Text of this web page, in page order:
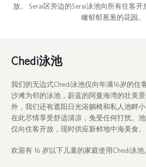
放。 Serai区旁边的Serai泳池向所有住客
瞰郁郁葱葱的花园。
Chedi泳池
我们的无边式Chedi泳池仅向年满16岁的住
沙滩为邻的泳池，蔚蓝的阿曼海湾的壮美
外，我们还有遮阳日光浴躺椅和私人池畔
在此尽情享受舒适清凉，免受任何打扰。
仅向住客开放，现时供应新鲜地中海美食。
欢迎有 16 岁以下儿童的家庭使用Chedi泳池